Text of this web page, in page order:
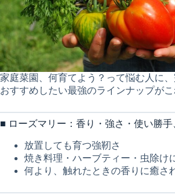
家庭菜園、何育てよう？って悩む人に
おすすめしたい最強のラインナップがこ
■ ローズマリー：香り・強さ・使い勝手
放置しても育つ強靭さ
焼き料理・ハーブティー・虫除け
何より、触れたときの香りに癒さ